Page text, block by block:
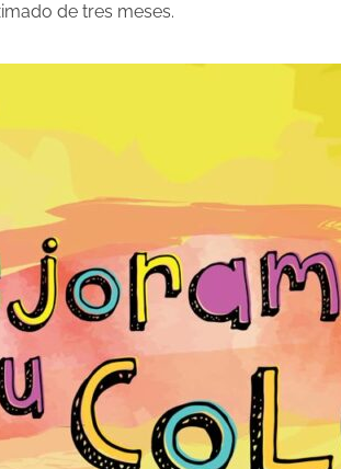
de tres meses.